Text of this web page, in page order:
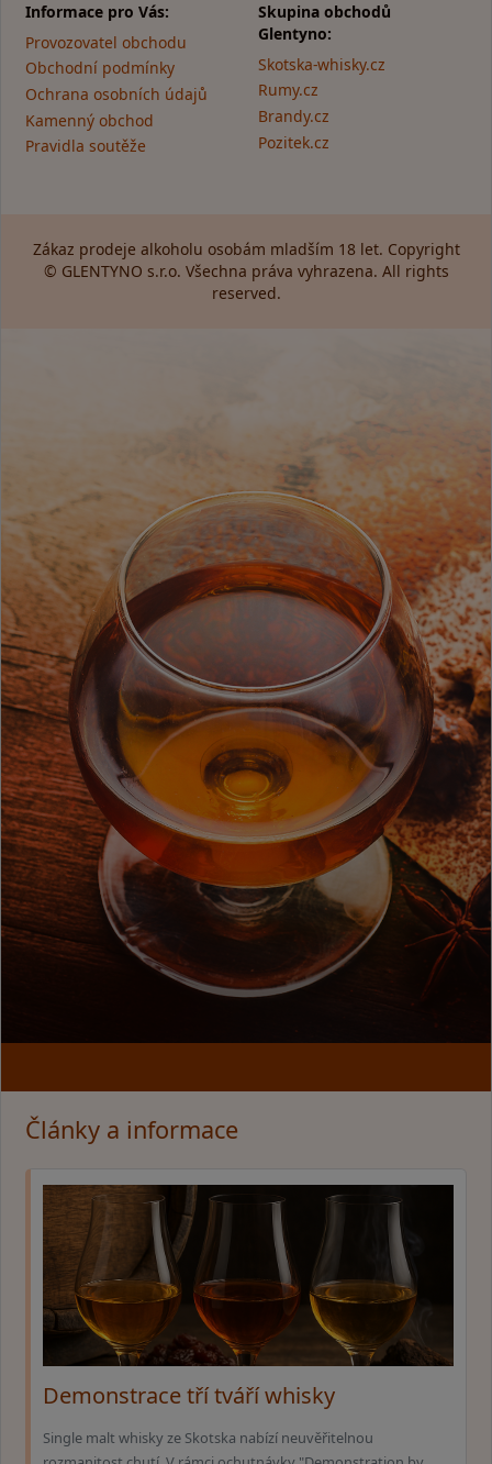
Informace pro Vás:
Provozovatel obchodu
Obchodní podmínky
Ochrana osobních údajů
Kamenný obchod
Pravidla soutěže
Skupina obchodů
Glentyno:
Skotska-whisky.cz
Rumy.cz
Brandy.cz
Pozitek.cz
Zákaz prodeje alkoholu osobám mladším 18 let. Copyright
© GLENTYNO s.r.o. Všechna práva vyhrazena. All rights
reserved.
Články a informace
Demonstrace tří tváří whisky
Single malt whisky ze Skotska nabízí neuvěřitelnou